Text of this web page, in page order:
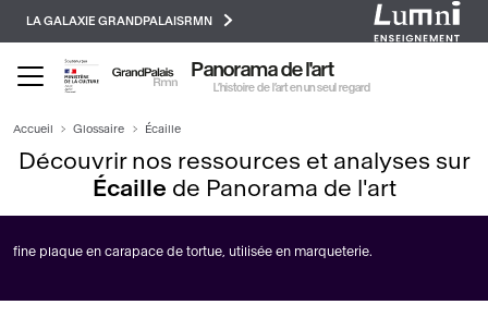
principal
LA GALAXIE GRANDPALAISRMN
Panorama de l'art
L’histoire de l’art en un seul regard
Accueil Glossaire Écaille
Découvrir nos ressources et analyses sur
Écaille de Panorama de l'art
fine plaque en carapace de tortue, utilisée en marqueterie.